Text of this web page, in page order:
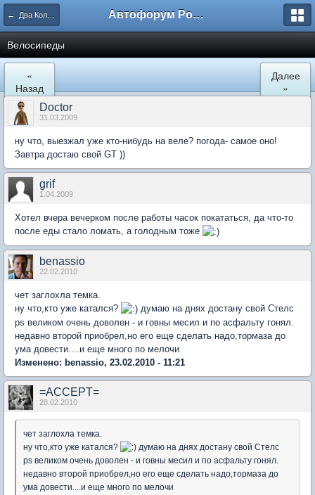
← Два Колеса Автофорум Ростова-на-Дону
Велосипеды
«
Назад
Далее
»
Doctor
31.03.2009
ну что, выезжал уже кто-нибудь на веле? погода- самое оно!
Завтра достаю свой GT ))
grif
1.04.2009
Хотел вчера вечерком после работы часок покататься, да что-то
после еды стало ломать, а голодным тоже
benassio
22.02.2010
чет заглохла темка.
ну что,кто уже катался?
думаю на днях достану свой Стелс
ps великом очень доволен - и говны месил и по асфальту гонял.
недавно второй приобрел,но его еще сделать надо,тормаза до
ума довести....и еще много по мелочи
Изменено: benassio, 23.02.2010 - 11:21
=ACCEPT=
28.02.2010
чет заглохла темка.
ну что,кто уже катался?
думаю на днях достану свой Стелс
ps великом очень доволен - и говны месил и по асфальту гонял.
недавно второй приобрел,но его еще сделать надо,тормаза до
ума довести....и еще много по мелочи